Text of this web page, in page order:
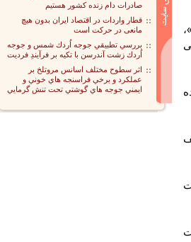
صادرات دام زنده کشور هستیم
قطار واردات در اقتصاد ایران بدون هیچ
مانعی در حرکت است
بررسي تطبيقي جوجه اُردك شمس و جوجه
اُردك زشت آندرسن با تكيه بر فرآيندِ فرديت
اثر سطوح مختلف اسانس مروتلخ بر
عملكرد و برخي فراسنجه هاي خوني و
ايمني جوجه هاي گوشتي تحت تنش گرمايي